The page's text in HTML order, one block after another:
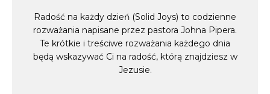
Radość na każdy dzień (Solid Joys) to codzienne
rozważania napisane przez pastora Johna Pipera.
Te krótkie i treściwe rozważania każdego dnia
będą wskazywać Ci na radość, którą znajdziesz w
Jezusie.